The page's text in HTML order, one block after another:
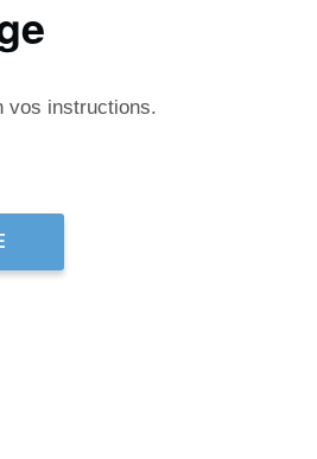
vos instructions.